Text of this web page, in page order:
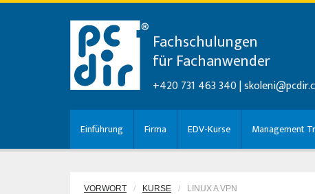
Fachschulungen
für Fachanwender
+420 731 463 340 |
Einführung Firma EDV-Kurse Management
VORWORT KURSE LINUX A VPN